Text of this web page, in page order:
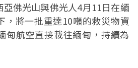
佛光山與佛光人4月11日在緬
，將一批重達10噸的救災物資
甸航空直接載往緬甸，持續為